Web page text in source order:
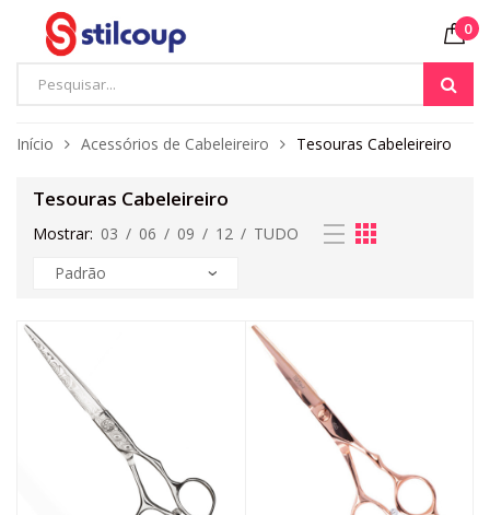
0
Início Acessórios de Cabeleireiro Tesouras Cabeleireiro
Tesouras Cabeleireiro
Mostrar: 03 / 06 / 09 / 12 / TUDO